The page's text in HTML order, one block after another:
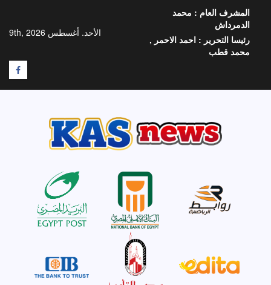
المحتوى
الأحد. أغسطس 9th, 2026
المشرف العام : محمد
الدمرداش
رئيسا التحرير : احمد الاحمر ,
محمد قطب
F